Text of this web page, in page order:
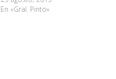
En «Gral. Pinto»